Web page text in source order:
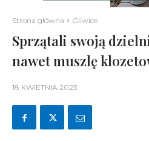
Strona główna Gliwice
Sprzątali swoją
nawet muszlę
18 KWIETNIA 2023